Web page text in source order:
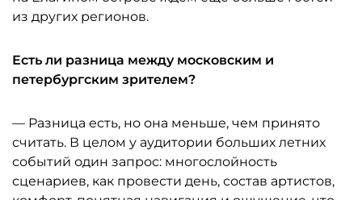
из других регионов.
Есть ли разница между московским и
петербургским зрителем?
— Разница есть, но она меньше, чем принято
считать. В целом у аудитории больших летних
событий один запрос: многослойность
сценариев, как провести день, состав артистов,